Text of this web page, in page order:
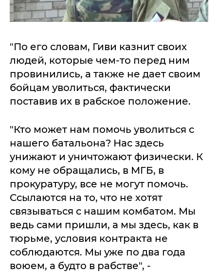
"По его словам, Гиви казнит своих
людей, которые чем-то перед ним
провинились, а также не дает своим
бойцам уволиться, фактически
поставив их в рабское положение.
"Кто может нам помочь уволиться с
нашего батальона? Нас здесь
унижают и уничтожают физически. К
кому не обращались, в МГБ, в
прокуратуру, все не могут помочь.
Ссылаются на то, что не хотят
связываться с нашим комбатом. Мы
ведь сами пришли, а мы здесь, как в
тюрьме, условия контракта не
соблюдаются. Мы уже по два года
воюем, а будто в рабстве", -